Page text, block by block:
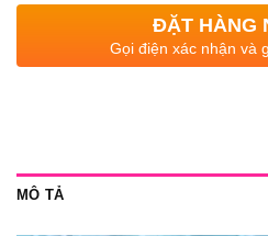
ĐẶT HÀNG
Gọi điện xác nhận và
MÔ TẢ